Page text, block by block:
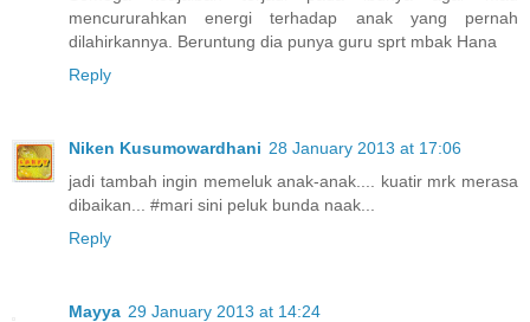
mencururahkan energi terhadap anak yang pernah
dilahirkannya. Beruntung dia punya guru sprt mbak Hana
Reply
Niken Kusumowardhani 28 January 2013 at 17:06
jadi tambah ingin memeluk anak-anak.... kuatir mrk merasa
dibaikan... #mari sini peluk bunda naak...
Reply
Mayya 29 January 2013 at 14:24